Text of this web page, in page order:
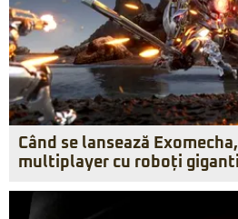
Când se lansează
multiplayer cu roboți